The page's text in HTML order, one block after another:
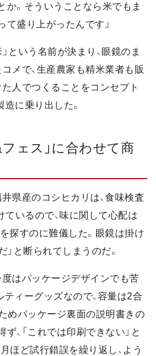
か。そういうことなら米でもま
て盛り上がったんです」
という名前が決まり、眼鏡のま
メで、生産農家も精米業者も販
人でつくることをコンセプト
造に乗り出した。
ェス」に合わせて商
県産のコシヒカリは、食味検査
ているので、味に関して心配は
探すのに難儀した。眼鏡は掛け
」と断られてしまうのだ。
度はパッケージデザインでも苦
ィーグッズなので、容量は2合
ためパッケージ裏面の説明書きの
、「これでは印刷できない」と
ほど試行錯誤を繰り返し、よう